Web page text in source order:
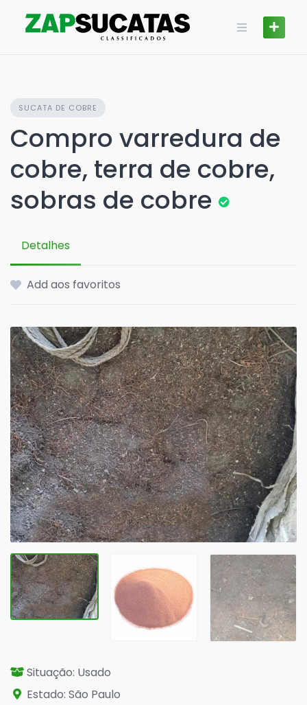
SUCATA DE COBRE
Compro varredura de
cobre, terra de cobre,
sobras de cobre
Detalhes
Add aos favoritos
Situação: Usado
Estado: São Paulo